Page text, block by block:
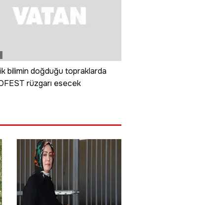
bilimin doğduğu topraklarda
rüzgarı esecek